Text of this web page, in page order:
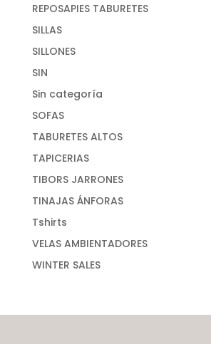
REPOSAPIES TABURETES
SILLAS
SILLONES
SIN
Sin categoría
SOFAS
TABURETES ALTOS
TAPICERIAS
TIBORS JARRONES
TINAJAS ÁNFORAS
Tshirts
VELAS AMBIENTADORES
WINTER SALES